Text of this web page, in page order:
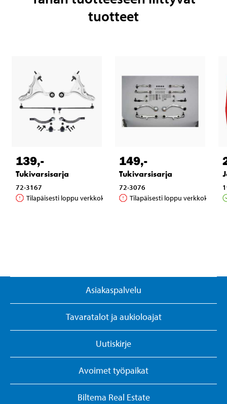
tuotteet
139,-
Tukivarsisarja
72-3167
Tilapäisesti loppu verkkokaupasta
149,-
Tukivarsisarja
72-3076
Tilapäisesti loppu
Asiakaspalvelu
Tavaratalot ja aukioloajat
Uutiskirje
Avoimet työpaikat
Biltema Real Estate